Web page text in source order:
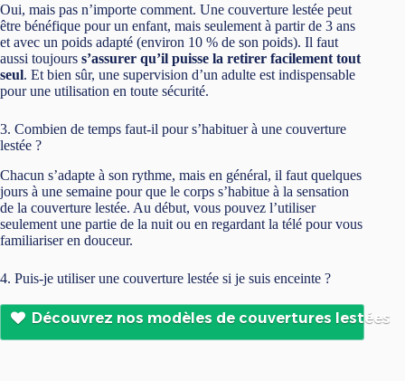
Oui, mais pas n’importe comment. Une couverture lestée peut
être bénéfique pour un enfant, mais seulement à partir de 3 ans
et avec un poids adapté (environ 10 % de son poids). Il faut
aussi toujours s’assurer qu’il puisse la retirer facilement tout
seul. Et bien sûr, une supervision d’un adulte est indispensable
pour une utilisation en toute sécurité.
3. Combien de temps faut-il pour s’habituer à une couverture
lestée ?
Chacun s’adapte à son rythme, mais en général, il faut quelques
jours à une semaine pour que le corps s’habitue à la sensation
de la couverture lestée. Au début, vous pouvez l’utiliser
seulement une partie de la nuit ou en regardant la télé pour vous
familiariser en douceur.
4. Puis-je utiliser une couverture lestée si je suis enceinte ?
Découvrez nos modèles de couvertures lestées